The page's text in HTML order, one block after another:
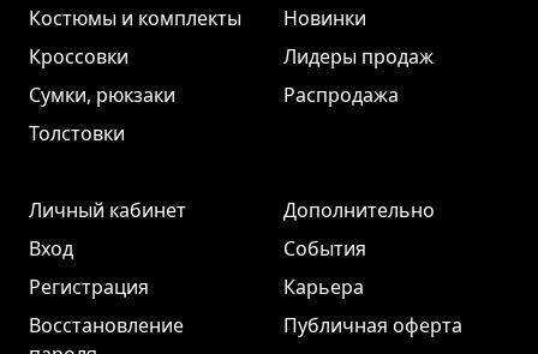
Костюмы и комплекты
Кроссовки
Сумки, рюкзаки
Толстовки
Новинки
Лидеры продаж
Распродажа
Личный кабинет
Вход
Регистрация
Восстановление
Дополнительно
События
Карьера
Публичная оферта